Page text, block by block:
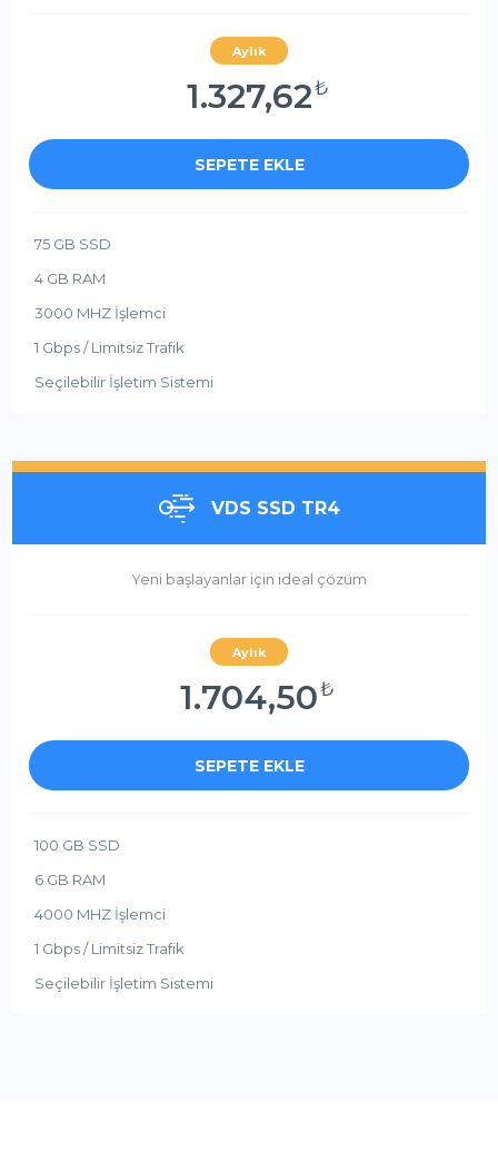
Aylık
₺
1.327,62
SEPETE EKLE
75 GB SSD
4 GB RAM
3000 MHZ İşlemci
1 Gbps / Limitsiz Trafik
Seçilebilir İşletim Sistemi
VDS SSD TR4
Yeni başlayanlar için ideal çözüm
Aylık
₺
1.704,50
SEPETE EKLE
100 GB SSD
6 GB RAM
4000 MHZ İşlemci
1 Gbps / Limitsiz Trafik
Seçilebilir İşletim Sistemi